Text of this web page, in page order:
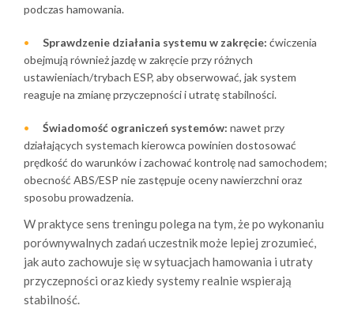
podczas hamowania.
Sprawdzenie działania systemu w zakręcie: ćwiczenia
obejmują również jazdę w zakręcie przy różnych
ustawieniach/trybach ESP, aby obserwować, jak system
reaguje na zmianę przyczepności i utratę stabilności.
Świadomość ograniczeń systemów: nawet przy
działających systemach kierowca powinien dostosować
prędkość do warunków i zachować kontrolę nad samochodem;
obecność ABS/ESP nie zastępuje oceny nawierzchni oraz
sposobu prowadzenia.
W praktyce sens treningu polega na tym, że po wykonaniu
porównywalnych zadań uczestnik może lepiej zrozumieć,
jak auto zachowuje się w sytuacjach hamowania i utraty
przyczepności oraz kiedy systemy realnie wspierają
stabilność.